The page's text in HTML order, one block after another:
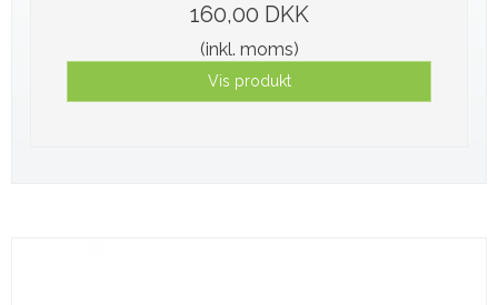
160,00 DKK
(inkl. moms)
Vis produkt